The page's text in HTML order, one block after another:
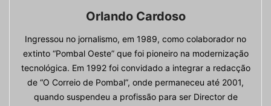
Orlando Cardoso
Ingressou no jornalismo, em 1989, como colaborador no
extinto “Pombal Oeste” que foi pioneiro na modernização
tecnológica. Em 1992 foi convidado a integrar a redacção
de “O Correio de Pombal”, onde permaneceu até 2001,
quando suspendeu a profissão para ser Director de